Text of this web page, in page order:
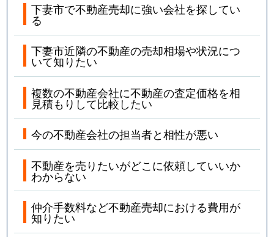
下妻市で不動産売却に強い会社を探してい
る
下妻市近隣の不動産の売却相場や状況につ
いて知りたい
複数の不動産会社に不動産の査定価格を相
見積もりして比較したい
今の不動産会社の担当者と相性が悪い
不動産を売りたいがどこに依頼していいか
わからない
仲介手数料など不動産売却における費用が
知りたい